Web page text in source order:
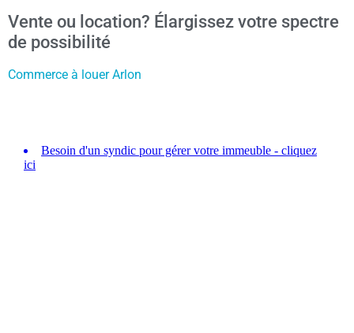
Vente ou location? Élargissez votre spectre
de possibilité
Commerce à louer Arlon